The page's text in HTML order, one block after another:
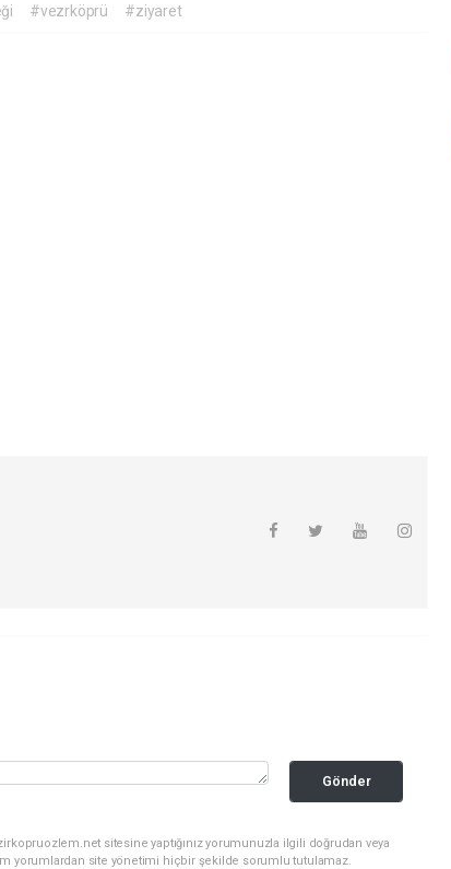
#vezrköprü #ziyaret
Gönder
sitesine yaptığınız yorumunuzla ilgili doğrudan veya
yorumlardan site yönetimi hiçbir şekilde sorumlu tutulamaz.